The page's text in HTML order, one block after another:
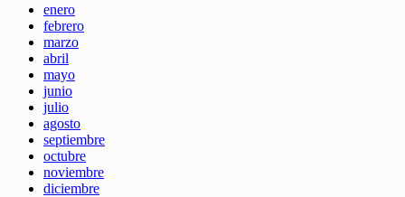
enero
febrero
marzo
abril
mayo
junio
julio
agosto
septiembre
octubre
noviembre
diciembre